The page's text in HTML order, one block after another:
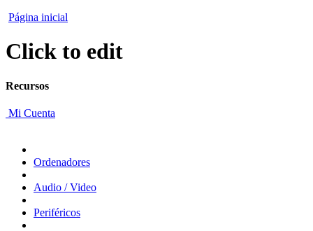
Página inicial
Click to edit
Recursos
Mi Cuenta
Ordenadores
Audio / Video
Periféricos